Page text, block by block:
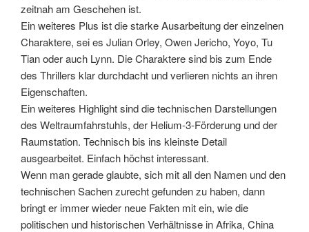
zeitnah am Geschehen ist.
Ein weiteres Plus ist die starke Ausarbeitung der einzelnen
Charaktere, sei es Julian Orley, Owen Jericho, Yoyo, Tu
Tian oder auch Lynn. Die Charaktere sind bis zum Ende
des Thrillers klar durchdacht und verlieren nichts an ihren
Eigenschaften.
Ein weiteres Highlight sind die technischen Darstellungen
des Weltraumfahrstuhls, der Helium-3-Förderung und der
Raumstation. Technisch bis ins kleinste Detail
ausgearbeitet. Einfach höchst interessant.
Wenn man gerade glaubte, sich mit all den Namen und den
technischen Sachen zurecht gefunden zu haben, dann
bringt er immer wieder neue Fakten mit ein, wie die
politischen und historischen Verhältnisse in Afrika, China